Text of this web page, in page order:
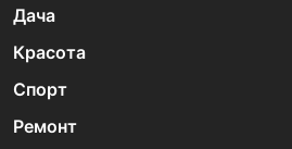
Дача
Красота
Спорт
Ремонт